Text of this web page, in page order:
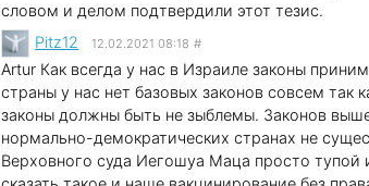
словом и делом подтвердили этот тезис.
Pitz12 12.02.2021 08:18 #
Artur Как всегда у нас в Израиле законы
страны у нас нет базовых законов совсем так
законы должны быть не зыблемы. Законов
нормально-демократических странах не
Верховного суда Иегошуа Маца просто тупой